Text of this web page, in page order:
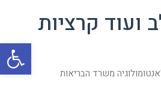
ועוד קרציות
משרד הבריאות